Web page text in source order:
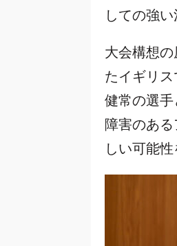
しての強い
大会構想
たイギリ
健常の選
障害のあ
しい可能性